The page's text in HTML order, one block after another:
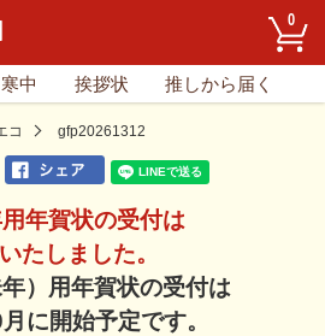
0
寒中 挨拶状 推しから届く
コ gfp20261312
年賀状の受付は
たしました。
）用年賀状の受付は
に開始予定です。